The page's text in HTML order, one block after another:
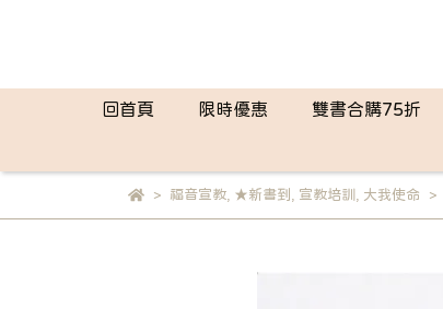
回首頁 限時優惠 雙書合購75折
福音宣教, ★新書到 宣教培訓 大我使命